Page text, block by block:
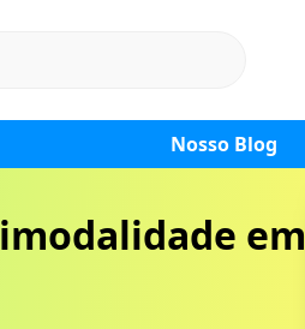
Nosso Blog
em